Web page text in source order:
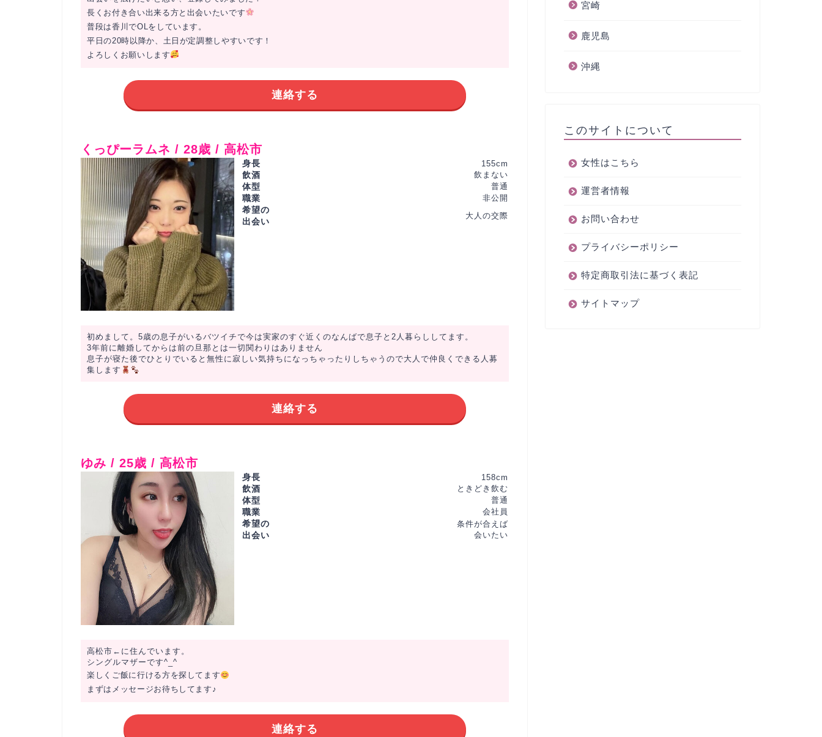
長くお付き合い出来る方と出会いたいです
普段は香川でOLをしています。
平日の20時以降か、土日が定調整しやすいです！
よろしくお願いします
連絡する
くっぴーラムネ / 28歳 / 高松市
身長 155cm
飲酒 飲まない
体型 普通
職業 非公開
希望の
出会い
大人の交際
初めまして。5歳の息子がいるバツイチで今は実家のすぐ近くのなんばで息子と2人暮らししてます。
3年前に離婚してからは前の旦那とは一切関わりはありません
息子が寝た後でひとりでいると無性に寂しい気持ちになっちゃったりしちゃうので大人で仲良くできる人募
集します
連絡する
ゆみ / 25歳 / 高松市
身長 158cm
飲酒 ときどき飲む
体型 普通
職業 会社員
希望の
出会い
条件が合えば
会いたい
高松市←に住んでいます。
シングルマザーです^_^
楽しくご飯に行ける方を探してます
まずはメッセージお待ちしてます♪
連絡する
宮崎
鹿児島
沖縄
このサイトについて
女性はこちら
運営者情報
お問い合わせ
プライバシーポリシー
特定商取引法に基づく表記
サイトマップ